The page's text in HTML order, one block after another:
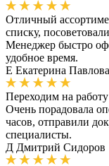
Отличный
списку,
Менеджер быстро
удобное время.
Е Екатерина Павлова
Переходим на
Очень порадовала
часов, отправили
специалисты.
Д Дмитрий Сидоров